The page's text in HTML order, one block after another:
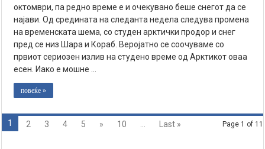
октомври, па редно време е и очекувано беше снегот да се
најави. Од средината на следанта недела следува промена
на временската шема, со студен арктички продор и снег
пред се низ Шара и Кораб. Веројатно се соочуваме со
првиот сериозен излив на студено време од Арктикот оваа
есен. Иако е мошне …
повеќе »
Page 1 of 11
1 2 3 4 5 » 10 Last »